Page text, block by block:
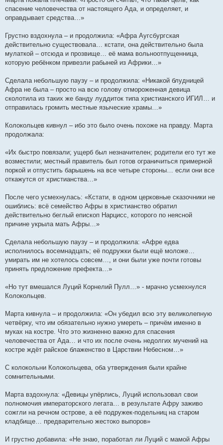
спасение человечества от настоящего Ада, и определяет, и
оправдывает средства…»
Грустно вздохнула – и продолжила: «Афра Аугсбургская
действительно существовала… кстати, она действительно была
мулаткой – отсюда и прозвище… её мама вольноотпущенница,
которую ребёнком привезли рабыней из Африки…»
Сделала небольшую паузу – и продолжила: «Никакой блудницей
Афра не была – просто на всю голову отмороженная девица
сколотила из таких же банду луддиток типа христианского ИГИЛ… и
отправилась громить местные языческие храмы…»
Колокольцев кивнул – ибо это было очень похоже на правду. Марта
продолжала:
«Их быстро повязали; ущерб был незначителен; родители его тут же
возместили; местный правитель был готов ограничиться примерной
поркой и отпустить барышень на все четыре стороны… если они все
откажутся от христианства…»
После чего усмехнулась: «Кстати, в одном церковные сказочники не
ошиблись: всё семейство Афры в христианство обратил
действительно беглый епископ Нарцисс, которого по неясной
причине укрыла мать Афры…»
Сделала небольшую паузу – и продолжила: «Афре едва
исполнилось восемнадцать; её подружки были ещё моложе…
умирать им не хотелось совсем…, и они были уже почти готовы
принять предложение префекта…»
«Но тут вмешался Луций Корнелий Пулл…» - мрачно усмехнулся
Колокольцев.
Марта кивнула – и продолжила: «Он убедил всю эту великолепную
четвёрку, что им обязательно нужно умереть – причём именно в
муках на костре. Что это жизненно важно для спасения
человечества от Ада… и что их после очень недолгих мучений на
костре ждёт райское блаженство в Царствии Небесном…»
С колокольни Колокольцева, оба утверждения были крайне
сомнительными.
Марта вздохнула: «Девицы упёрлись, Луций использовал свои
полномочия императорского легата… в результате Афру заживо
сожгли на речном острове, а её подружек-подельниц на старом
кладбище… предварительно жестоко выпоров»
И грустно добавила: «Не знаю, поработал ли Луций с мамой Афры